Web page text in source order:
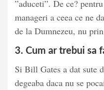
”aduceti”. De ce?
manageri a ceea ce ne
de la Dumnezeu, nu
3. Cum ar trebui sa
Si Bill Gates a dat sute
degeaba daca nu se